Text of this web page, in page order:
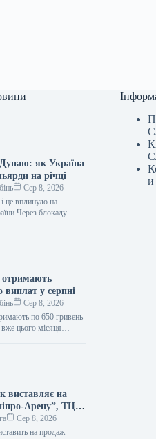
як Україна
на річці
Сер 8, 2026
це вплинуло на
Через блокаду
на Дунаї з
отримають
виплат у серпні
Сер 8, 2026
по 650 гривень
вже цього місяця
їм додадуть ще…
виставляє на
Арену”, ТЦ
та активи
Сер 8, 2026
на продаж
и